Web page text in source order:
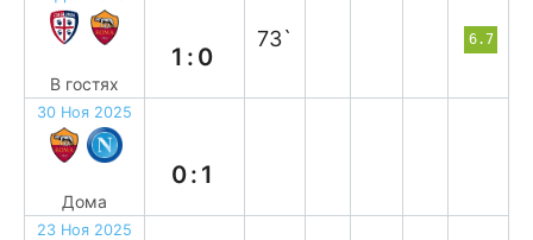
В гостях
1:0
73` 6.7
30 Ноя 2025
Дома
0:1
23 Ноя 2025